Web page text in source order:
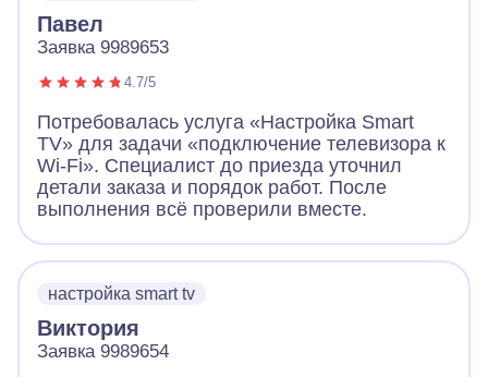
Павел
Заявка 9989653
4.7/5
Потребовалась услуга «Настройка Smart
TV» для задачи «подключение телевизора к
Wi-Fi». Специалист до приезда уточнил
детали заказа и порядок работ. После
выполнения всё проверили вместе.
настройка smart tv
Виктория
Заявка 9989654